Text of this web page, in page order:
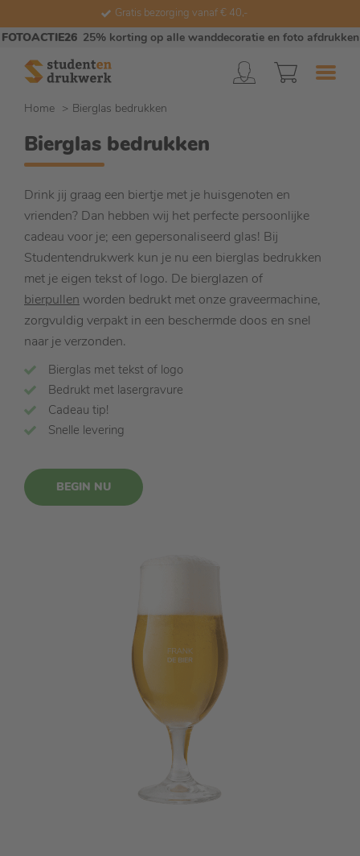
Gratis bezorging vanaf € 40,-
FOTOACTIE26 25% korting op alle wanddecoratie en foto afdrukken
Home Bierglas bedrukken
Bierglas bedrukken
Drink jij graag een biertje met je huisgenoten en
vrienden? Dan hebben wij het perfecte persoonlijke
cadeau voor je; een gepersonaliseerd glas! Bij
Studentendrukwerk kun je nu een bierglas bedrukken
met je eigen tekst of logo. De bierglazen of
bierpullen worden bedrukt met onze graveermachine,
zorgvuldig verpakt in een beschermde doos en snel
naar je verzonden.
Bierglas met tekst of logo
Bedrukt met lasergravure
Cadeau tip!
Snelle levering
BEGIN NU